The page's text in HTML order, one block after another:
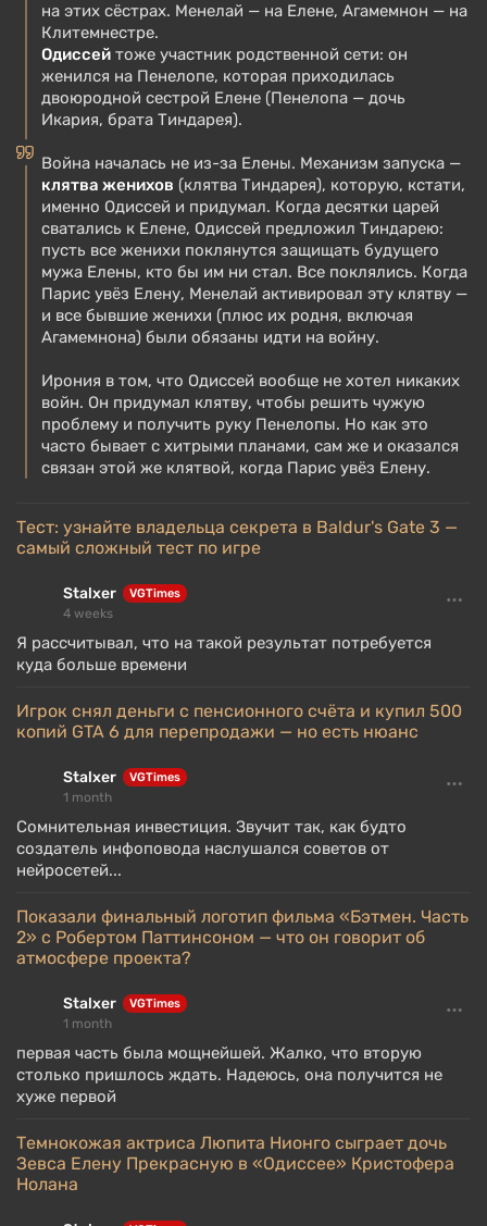
на этих сёстрах. Менелай — на Елене, Агамемнон — на
Клитемнестре.
Одиссей тоже участник родственной сети: он
женился на Пенелопе, которая приходилась
двоюродной сестрой Елене (Пенелопа — дочь
Икария, брата Тиндарея).
Война началась не из-за Елены. Механизм запуска —
клятва женихов (клятва Тиндарея), которую, кстати,
именно Одиссей и придумал. Когда десятки царей
сватались к Елене, Одиссей предложил Тиндарею:
пусть все женихи поклянутся защищать будущего
мужа Елены, кто бы им ни стал. Все поклялись. Когда
Парис увёз Елену, Менелай активировал эту клятву —
и все бывшие женихи (плюс их родня, включая
Агамемнона) были обязаны идти на войну.
Ирония в том, что Одиссей вообще не хотел никаких
войн. Он придумал клятву, чтобы решить чужую
проблему и получить руку Пенелопы. Но как это
часто бывает с хитрыми планами, сам же и оказался
связан этой же клятвой, когда Парис увёз Елену.
Тест: узнайте владельца секрета в Baldur's Gate 3 —
самый сложный тест по игре
Stalxer VGTimes
4 weeks
Я рассчитывал, что на такой результат потребуется
куда больше времени
Игрок снял деньги с пенсионного счёта и купил 500
копий GTA 6 для перепродажи — но есть нюанс
Stalxer VGTimes
1 month
Сомнительная инвестиция. Звучит так, как будто
создатель инфоповода наслушался советов от
нейросетей...
Показали финальный логотип фильма «Бэтмен. Часть
2» с Робертом Паттинсоном — что он говорит об
атмосфере проекта?
Stalxer VGTimes
1 month
первая часть была мощнейшей. Жалко, что вторую
столько пришлось ждать. Надеюсь, она получится не
хуже первой
Темнокожая актриса Люпита Нионго сыграет дочь
Зевса Елену Прекрасную в «Одиссее» Кристофера
Нолана